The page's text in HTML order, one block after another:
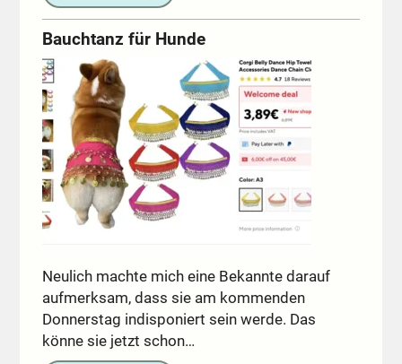
Bauchtanz für Hunde
Neulich machte mich eine Bekannte darauf
aufmerksam, dass sie am kommenden
Donnerstag indisponiert sein werde. Das
könne sie jetzt schon…